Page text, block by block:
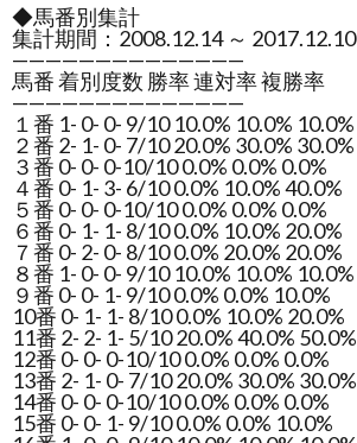
◆馬番別集計
集計期間：2008.12.14 ～ 2017.12.10
——————————————
馬番 着別度数 勝率 連対率 複勝率
——————————————
１番 1- 0- 0- 9/10 10.0% 10.0% 10.0%
２番 2- 1- 0- 7/10 20.0% 30.0% 30.0%
３番 0- 0- 0-10/10 0.0% 0.0% 0.0%
４番 0- 1- 3- 6/10 0.0% 10.0% 40.0%
５番 0- 0- 0-10/10 0.0% 0.0% 0.0%
６番 0- 1- 1- 8/10 0.0% 10.0% 20.0%
７番 0- 2- 0- 8/10 0.0% 20.0% 20.0%
８番 1- 0- 0- 9/10 10.0% 10.0% 10.0%
９番 0- 0- 1- 9/10 0.0% 0.0% 10.0%
10番 0- 1- 1- 8/10 0.0% 10.0% 20.0%
11番 2- 2- 1- 5/10 20.0% 40.0% 50.0%
12番 0- 0- 0-10/10 0.0% 0.0% 0.0%
13番 2- 1- 0- 7/10 20.0% 30.0% 30.0%
14番 0- 0- 0-10/10 0.0% 0.0% 0.0%
15番 0- 0- 1- 9/10 0.0% 0.0% 10.0%